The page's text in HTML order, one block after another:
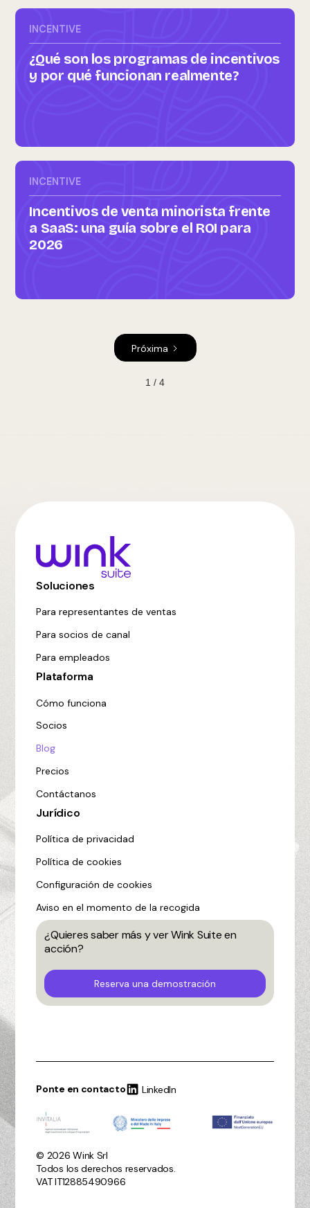
INCENTIVE
¿Qué son los programas de incentivos
y por qué funcionan realmente?
INCENTIVE
Incentivos de venta minorista frente
a SaaS: una guía sobre el ROI para
2026
Próxima
1 / 4
Soluciones
Para representantes de ventas
Para socios de canal
Para empleados
Plataforma
Cómo funciona
Socios
Blog
Precios
Contáctanos
Jurídico
Política de privacidad
Política de cookies
Configuración de cookies
Aviso en el momento de la recogida
¿Quieres saber más y ver Wink Suite en
acción?
Reserva una demostración
© 2026 Wink Srl
Todos los derechos reservados.
VAT IT12885490966
Ponte en contacto LinkedIn